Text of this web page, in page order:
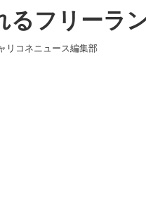
るフリーラ
リコネニュース編集部